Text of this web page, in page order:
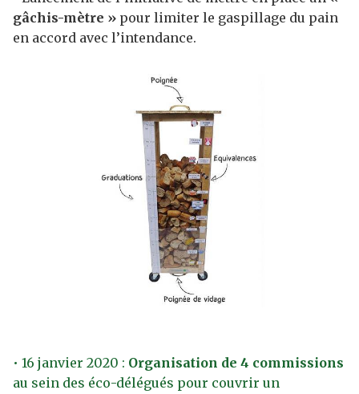
gâchis-mètre » pour limiter le gaspillage du pain
en accord avec l’intendance.
• 16 janvier 2020 : Organisation de 4 commissions
au sein des éco-délégués pour couvrir un